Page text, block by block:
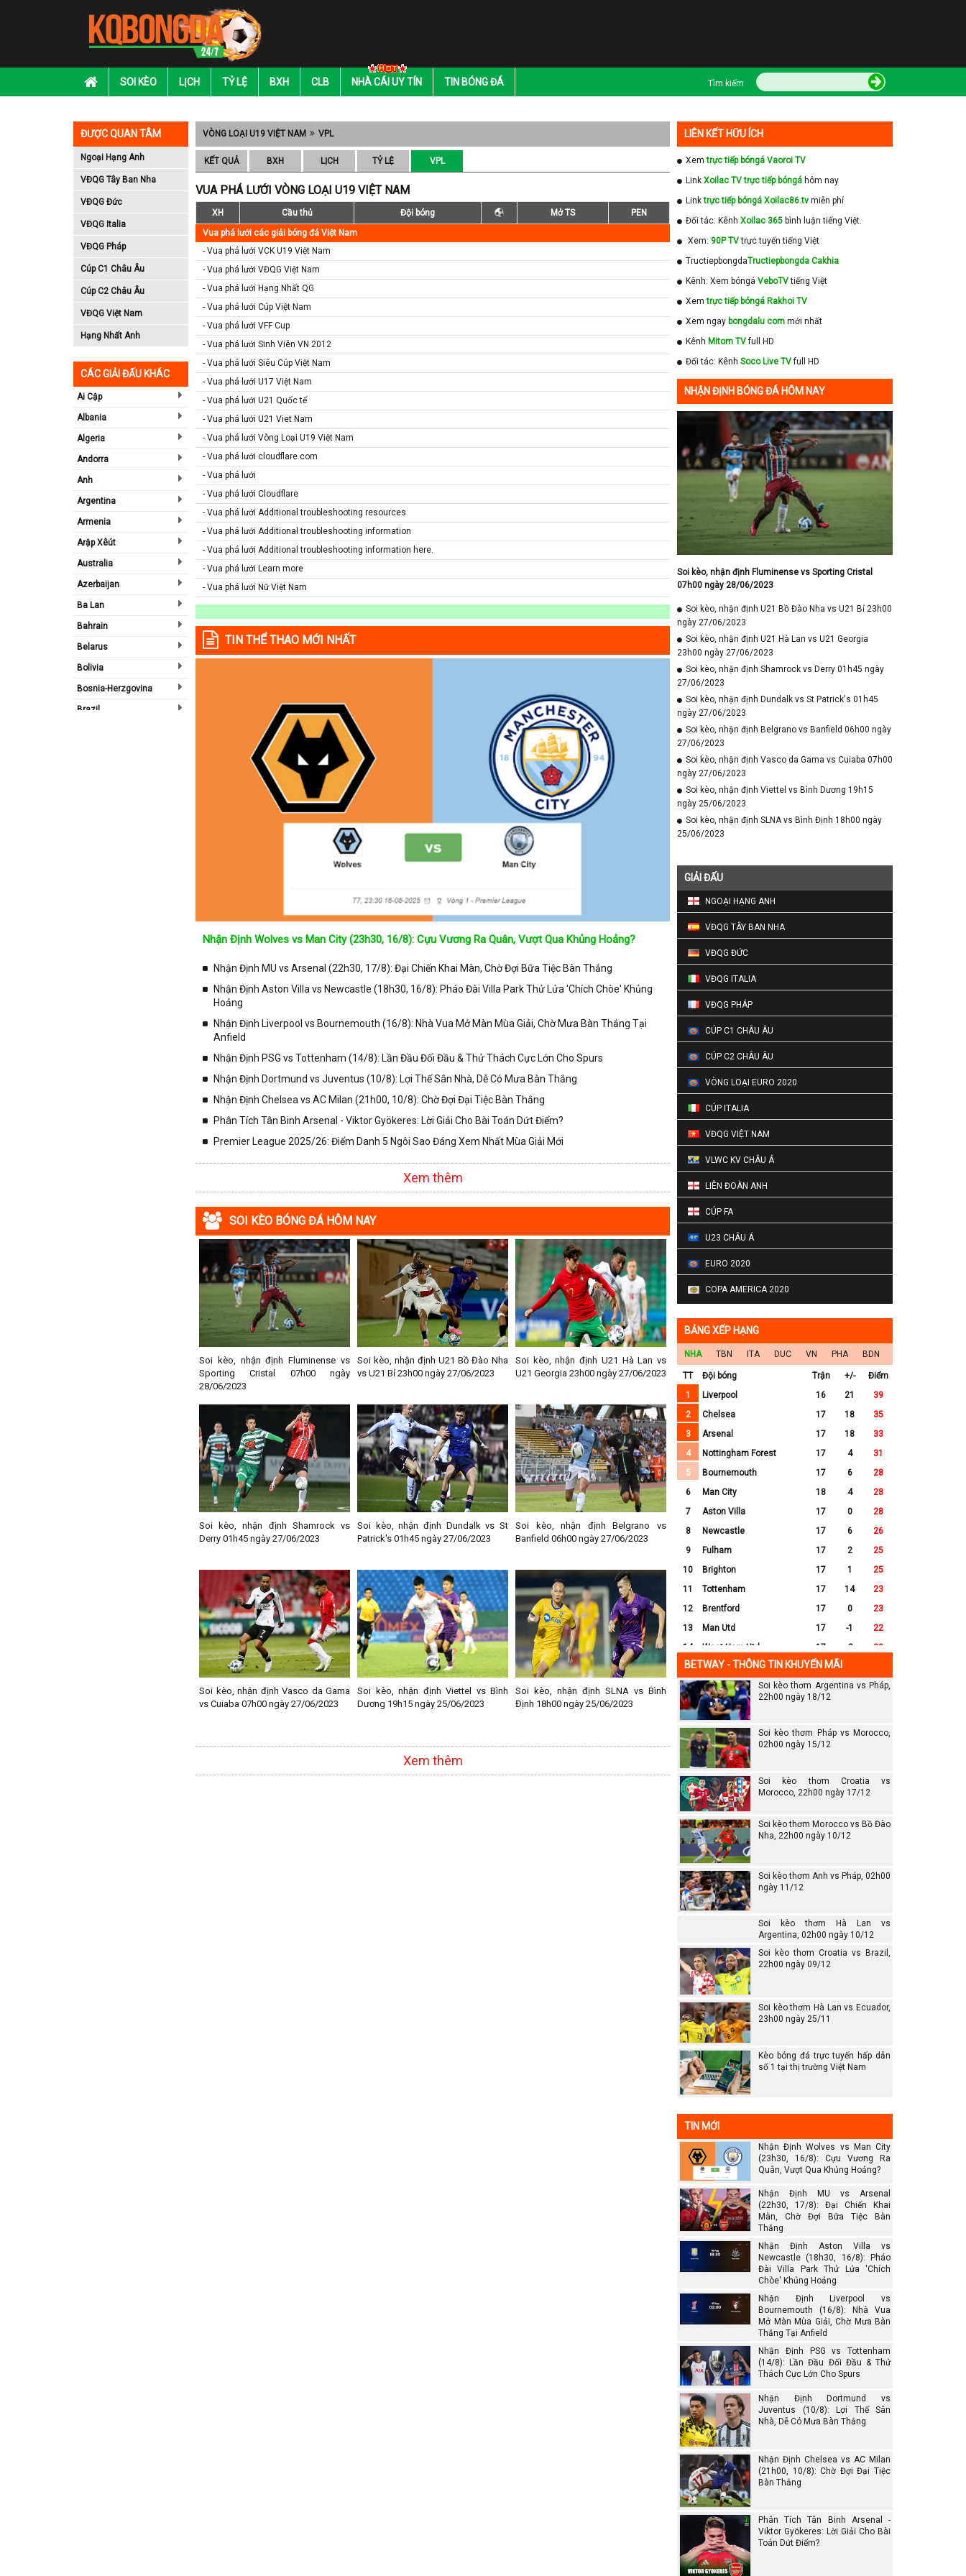
SOI KÈO LỊCH TỶ LỆ BXH CLB NHÀ CÁI UY TÍN TIN BÓNG ĐÁ Tìm kiếm
ĐƯỢC QUAN TÂM
Ngoại Hạng Anh
VĐQG Tây Ban Nha
VĐQG Đức
VĐQG Italia
VĐQG Pháp
Cúp C1 Châu Âu
Cúp C2 Châu Âu
VĐQG Việt Nam
Hạng Nhất Anh
CÁC GIẢI ĐẤU KHÁC
Ai Cập
Albania
Algeria
Andorra
Anh
Argentina
Armenia
Arập Xêút
Australia
Azerbaijan
Ba Lan
Bahrain
Belarus
Bolivia
Bosnia-Herzgovina
Brazil
VÒNG LOẠI U19 VIỆT NAM VPL
KẾT QUẢ BXH LỊCH TỶ LỆ VPL
VUA PHÁ LƯỚI VÒNG LOẠI U19 VIỆT NAM
XH Cầu thủ Đội bóng Mở TS
PEN
Vua phá lưới các giải bóng đá Việt Nam
- Vua phá lưới VCK U19 Việt Nam
- Vua phá lưới VĐQG Việt Nam
- Vua phá lưới Hạng Nhất QG
- Vua phá lưới Cúp Việt Nam
- Vua phá lưới VFF Cup
- Vua phá lưới Sinh Viên VN 2012
- Vua phá lưới Siêu Cúp Việt Nam
- Vua phá lưới U17 Việt Nam
- Vua phá lưới U21 Quốc tế
- Vua phá lưới U21 Viet Nam
- Vua phá lưới Vòng Loại U19 Việt Nam
- Vua phá lưới cloudflare.com
- Vua phá lưới
- Vua phá lưới Cloudflare
- Vua phá lưới Additional troubleshooting resources
- Vua phá lưới Additional troubleshooting information
- Vua phá lưới Additional troubleshooting information here.
- Vua phá lưới Learn more
- Vua phá lưới Nữ Việt Nam
TIN THỂ THAO MỚI NHẤT
Nhận Định Wolves vs Man City (23h30, 16/8): Cựu Vương Ra Quân, Vượt Qua Khủng Hoảng?
Nhận Định MU vs Arsenal (22h30, 17/8): Đại Chiến Khai Màn, Chờ Đợi Bữa Tiệc Bàn Thắng
Nhận Định Aston Villa vs Newcastle (18h30, 16/8): Pháo Đài Villa Park Thử Lửa 'Chích Chòe' Khủng
Hoảng
Nhận Định Liverpool vs Bournemouth (16/8): Nhà Vua Mở Màn Mùa Giải, Chờ Mưa Bàn Thắng Tại
Anfield
Nhận Định PSG vs Tottenham (14/8): Lần Đầu Đối Đầu & Thử Thách Cực Lớn Cho Spurs
Nhận Định Dortmund vs Juventus (10/8): Lợi Thế Sân Nhà, Dễ Có Mưa Bàn Thắng
Nhận Định Chelsea vs AC Milan (21h00, 10/8): Chờ Đợi Đại Tiệc Bàn Thắng
Phân Tích Tân Binh Arsenal - Viktor Gyökeres: Lời Giải Cho Bài Toán Dứt Điểm?
Premier League 2025/26: Điểm Danh 5 Ngôi Sao Đáng Xem Nhất Mùa Giải Mới
Xem thêm
SOI KÈO BÓNG ĐÁ HÔM NAY
Soi kèo, nhận định Fluminense vs
Sporting Cristal 07h00 ngày
28/06/2023
Soi kèo, nhận định U21 Bồ Đào Nha
vs U21 Bỉ 23h00 ngày 27/06/2023
Soi kèo, nhận định U21 Hà Lan vs
U21 Georgia 23h00 ngày 27/06/2023
Soi kèo, nhận định Shamrock vs
Derry 01h45 ngày 27/06/2023
Soi kèo, nhận định Dundalk vs St
Patrick's 01h45 ngày 27/06/2023
Soi kèo, nhận định Belgrano vs
Banfield 06h00 ngày 27/06/2023
Soi kèo, nhận định Vasco da Gama
vs Cuiaba 07h00 ngày 27/06/2023
Soi kèo, nhận định Viettel vs Bình
Dương 19h15 ngày 25/06/2023
Soi kèo, nhận định SLNA vs Bình
Định 18h00 ngày 25/06/2023
Xem thêm
LIÊN KẾT HỮU ÍCH
Xemtrực tiếp bóngá Vaoroi TV
Link Xoilac TV trực tiếp bóngá hôm nay
Linktrực tiếp bóngá Xoilac86.tv miễn phí
Đối tác: Kênh Xoilac 365 bình luận tiếng Việt.
Xem: 90P TVtrực tuyến tiếng Việt
TructiepbongdaTructiepbongda Cakhia
Kênh: Xem bóngá VeboTVtiếng Việt
Xemtrực tiếp bóngá Rakhoi TV
Xem ngay bongdalu com mới nhất
Kênh Mitom TVfull HD
Đối tác: Kênh Soco Live TVfull HD
NHẬN ĐỊNH BÓNG ĐÁ HÔM NAY
Soi kèo, nhận định Fluminense vs Sporting Cristal
07h00 ngày 28/06/2023
Soi kèo, nhận định U21 Bồ Đào Nha vs U21 Bỉ 23h00
ngày 27/06/2023
Soi kèo, nhận định U21 Hà Lan vs U21 Georgia
23h00 ngày 27/06/2023
Soi kèo, nhận định Shamrock vs Derry 01h45 ngày
27/06/2023
Soi kèo, nhận định Dundalk vs St Patrick's 01h45
ngày 27/06/2023
Soi kèo, nhận định Belgrano vs Banfield 06h00 ngày
27/06/2023
Soi kèo, nhận định Vasco da Gama vs Cuiaba 07h00
ngày 27/06/2023
Soi kèo, nhận định Viettel vs Bình Dương 19h15
ngày 25/06/2023
Soi kèo, nhận định SLNA vs Bình Định 18h00 ngày
25/06/2023
GIẢI ĐẤU
NGOẠI HẠNG ANH
VĐQG TÂY BAN NHA
VĐQG ĐỨC
VĐQG ITALIA
VĐQG PHÁP
CÚP C1 CHÂU ÂU
CÚP C2 CHÂU ÂU
VÒNG LOẠI EURO 2020
CÚP ITALIA
VĐQG VIỆT NAM
VLWC KV CHÂU Á
LIÊN ĐOÀN ANH
CÚP FA
U23 CHÂU Á
EURO 2020
COPA AMERICA 2020
BẢNG XẾP HẠNG
NHA TBN ITA DUC VN PHA BDN
TT Đội bóng Trận +/-
Điểm
1
Liverpool 16 21
39
2
Chelsea 17 18
35
3
Arsenal 17 18
33
4
Nottingham Forest 17 4
31
5
Bournemouth 17 6
28
6
Man City 18 4
28
7
Aston Villa 17 0
28
8
Newcastle 17 6
26
9
Fulham 17 2
25
10
Brighton 17 1
25
11
Tottenham 17 14
23
12
Brentford 17 0
23
13
Man Utd 17 -1
22
14
West Ham Utd 17 -8
20
15
Everton 17
16
Crystal Palace 17 -8
16
17
Leicester City
18
Ipswich
19
Wolves 17
20
Southampton
BETWAY - THÔNG TIN KHUYẾN MÃI
Soi kèo thơm Argentina vs Pháp,
22h00 ngày 18/12
Soi kèo thơm Pháp vs Morocco,
02h00 ngày 15/12
Soi kèo thơm Croatia vs
Morocco, 22h00 ngày 17/12
Soi kèo thơm Morocco vs Bồ Đào
Nha, 22h00 ngày 10/12
Soi kèo thơm Anh vs Pháp, 02h00
ngày 11/12
Soi kèo thơm Hà Lan vs
Argentina, 02h00 ngày 10/12
Soi kèo thơm Croatia vs Brazil,
22h00 ngày 09/12
Soi kèo thơm Hà Lan vs Ecuador,
23h00 ngày 25/11
Kèo bóng đá trực tuyến hấp dẫn
số 1 tại thị trường Việt Nam
TIN MỚI
Nhận Định Wolves vs Man City
(23h30, 16/8): Cựu Vương Ra
Quân, Vượt Qua Khủng Hoảng?
Nhận Định MU vs Arsenal
(22h30, 17/8): Đại Chiến Khai
Màn, Chờ Đợi Bữa Tiệc Bàn
Thắng
Nhận Định Aston Villa vs
Newcastle (18h30, 16/8): Pháo
Đài Villa Park Thử Lửa 'Chích
Chòe' Khủng Hoảng
Nhận Định Liverpool vs
Bournemouth (16/8): Nhà Vua
Mở Màn Mùa Giải, Chờ Mưa Bàn
Thắng Tại Anfield
Nhận Định PSG vs Tottenham
(14/8): Lần Đầu Đối Đầu & Thử
Thách Cực Lớn Cho Spurs
Nhận Định Dortmund vs
Juventus (10/8): Lợi Thế Sân
Nhà, Dễ Có Mưa Bàn Thắng
Nhận Định Chelsea vs AC Milan
(21h00, 10/8): Chờ Đợi Đại Tiệc
Bàn Thắng
Phân Tích Tân Binh Arsenal -
Viktor Gyökeres: Lời Giải Cho Bài
Toán Dứt Điểm?